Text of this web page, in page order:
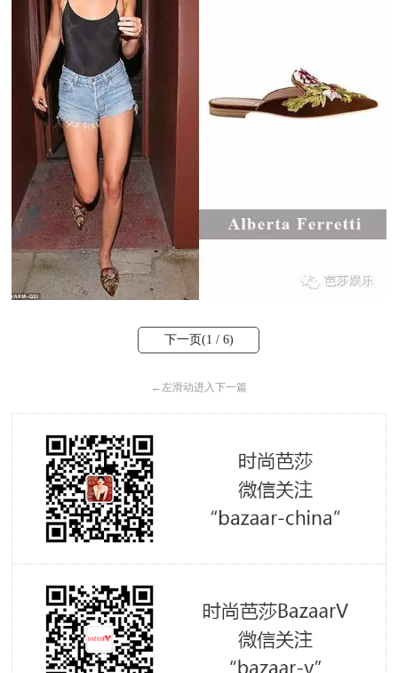
下一页(1 / 6)
←左滑动进入下一篇